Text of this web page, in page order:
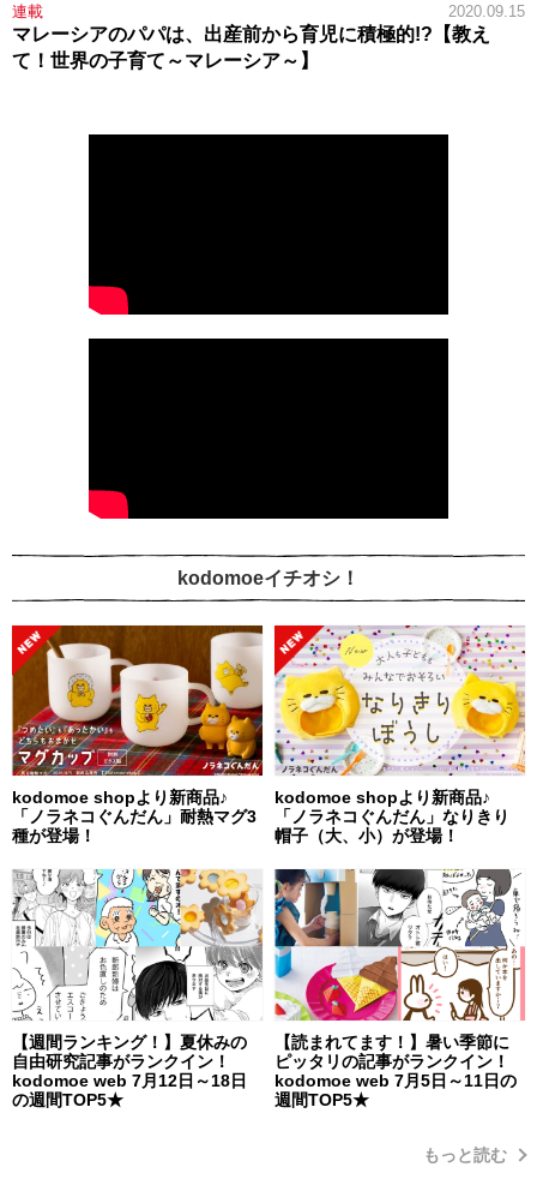
連載 2020.09.15
マレーシアのパパは、出産前から育児に積極的!?【教え
て！世界の子育て～マレーシア～】
kodomoeイチオシ！
kodomoe shopより新商品♪
「ノラネコぐんだん」耐熱マグ3
種が登場！
kodomoe shopより新商品♪
「ノラネコぐんだん」なりきり
帽子（大、小）が登場！
【週間ランキング！】夏休みの
自由研究記事がランクイン！
kodomoe web 7月12日～18日
の週間TOP5★
【読まれてます！】暑い季節に
ピッタリの記事がランクイン！
kodomoe web 7月5日～11日の
週間TOP5★
もっと読む